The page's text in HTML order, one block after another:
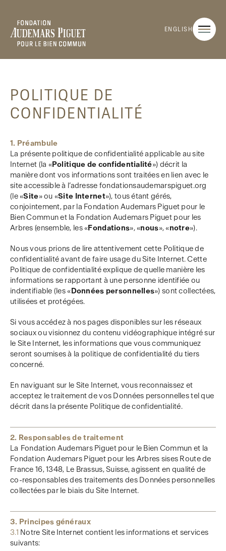
ENGLISH
POLITIQUE DE
CONFIDENTIALITÉ
1. Préambule
La présente politique de confidentialité applicable au site
Internet (la «Politique de confidentialité») décrit la
manière dont vos informations sont traitées en lien avec le
site accessible à l’adresse fondationsaudemarspiguet.org
(le «Site» ou «Site Internet»), tous étant gérés,
conjointement, par la Fondation Audemars Piguet pour le
Bien Commun et la Fondation Audemars Piguet pour les
Arbres (ensemble, les « Fondations», «nous», «notre»).
Nous vous prions de lire attentivement cette Politique de
confidentialité avant de faire usage du Site Internet. Cette
Politique de confidentialité explique de quelle manière les
informations se rapportant à une personne identifiée ou
indentifiable (les « Données personnelles») sont collectées,
utilisées et protégées.
Si vous accédez à nos pages disponibles sur les réseaux
sociaux ou visionnez du contenu vidéographique intégré sur
le Site Internet, les informations que vous communiquez
seront soumises à la politique de confidentialité du tiers
concerné.
En naviguant sur le Site Internet, vous reconnaissez et
acceptez le traitement de vos Données personnelles tel que
décrit dans la présente Politique de confidentialité.
2. Responsables de traitement
La Fondation Audemars Piguet pour le Bien Commun et la
Fondation Audemars Piguet pour les Arbres sises Route de
France 16, 1348, Le Brassus, Suisse, agissent en qualité de
co-responsables des traitements des Données personnelles
collectées par le biais du Site Internet.
3. Principes généraux
3.1 Notre Site Internet contient les informations et services
suivants: